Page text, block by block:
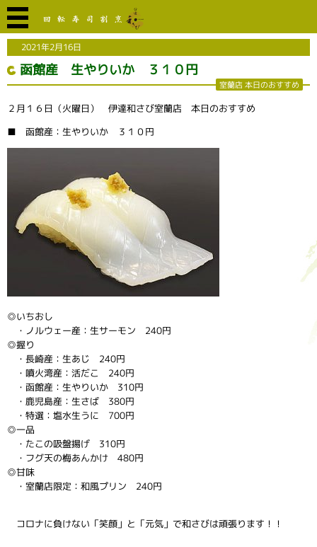
2021年2月16日
函館産 生やりいか ３１０円
室蘭店 本日のおすすめ
２月１６日（火曜日） 伊達和さび室蘭店 本日のおすすめ
■ 函館産：生やりいか ３１０円
◎いちおし
・ノルウェー産：生サーモン 240円
◎握り
・長崎産：生あじ 240円
・噴火湾産：活だこ 240円
・函館産：生やりいか 310円
・鹿児島産：生さば 380円
・特選：塩水生うに 700円
◎一品
・たこの吸盤揚げ 310円
・フグ天の梅あんかけ 480円
◎甘味
・室蘭店限定：和風プリン 240円
コロナに負けない「笑顔」と「元気」で和さびは頑張ります！！